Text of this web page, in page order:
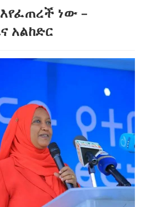
ነው –
አልከድር